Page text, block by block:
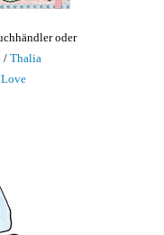
oder
/ Thalia